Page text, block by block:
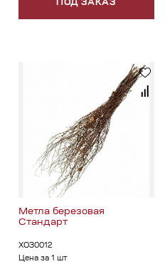
ПОД ЗАКАЗ
Метла березовая
Стандарт
ХОЗ0012
Цена за 1 шт